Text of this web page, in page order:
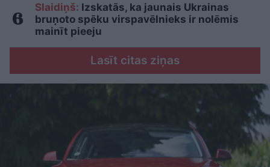
Slaidiņš: Izskatās, ka jaunais Ukrainas
bruņoto spēku virspavēlnieks ir nolēmis
mainīt pieeju
Lasīt citas ziņas